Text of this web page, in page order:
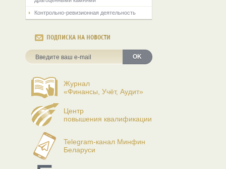
Контрольно-ревизионная деятельность
ПОДПИСКА НА НОВОСТИ
OK
Журнал
«Финансы, Учёт, Аудит»
Центр
повышения квалификации
Telegram-канал Минфин
Беларуси